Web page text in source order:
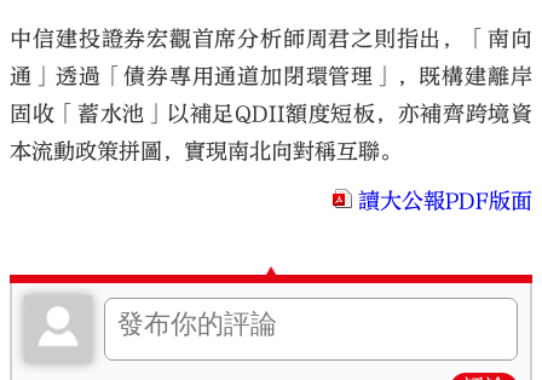
中信建投證券宏觀首席分析師周君之則指出，「南向
通」透過「債券專用通道加閉環管理」，既構建離岸
固收「蓄水池」以補足QDII額度短板，亦補齊跨境資
本流動政策拼圖，實現南北向對稱互聯。
讀大公報PDF版面